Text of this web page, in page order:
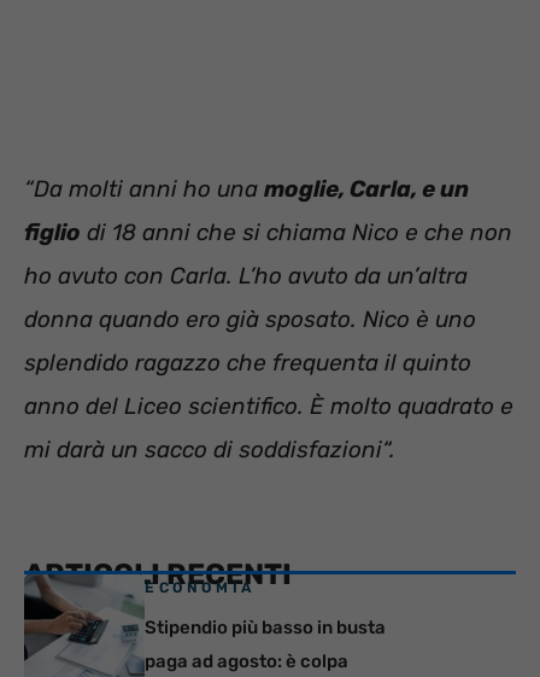
“Da molti anni ho una moglie, Carla, e un
figlio di 18 anni che si chiama Nico e che non
ho avuto con Carla. L’ho avuto da un’altra
donna quando ero già sposato. Nico è uno
splendido ragazzo che frequenta il quinto
anno del Liceo scientifico. È molto quadrato e
mi darà un sacco di soddisfazioni“.
ARTICOLI RECENTI
ECONOMIA
Stipendio più basso in busta
paga ad agosto: è colpa